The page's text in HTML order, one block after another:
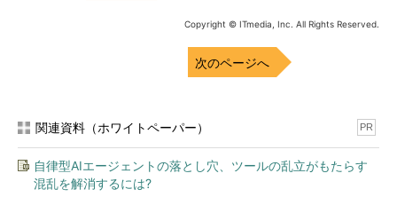
Copyright © ITmedia, Inc. All Rights Reserved.
次のページへ
関連資料（ホワイトペーパー） PR
自律型AIエージェントの落とし穴、ツールの乱立がもたらす
混乱を解消するには?